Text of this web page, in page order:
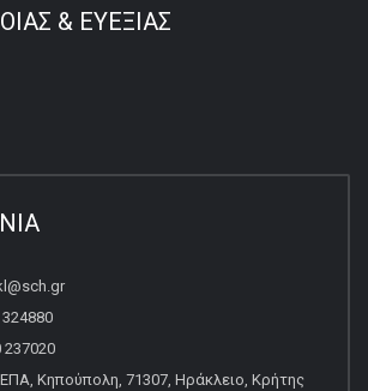
& ΕΥΕΞΙΑΣ
Κηπούπολη, 71307, Ηράκλειο, Κρήτης